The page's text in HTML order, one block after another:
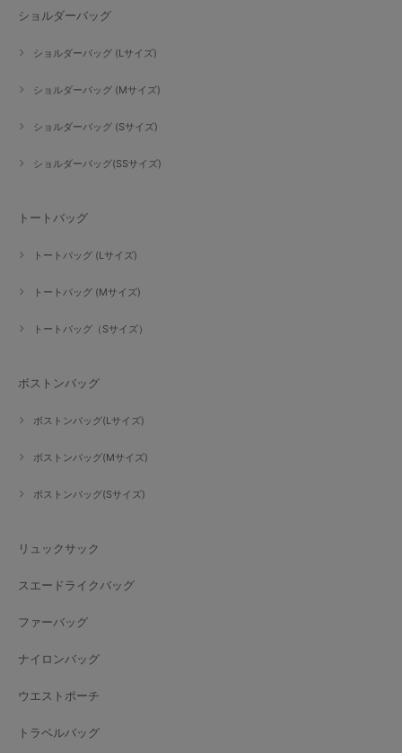
ショルダーバッグ
ショルダーバッグ (Lサイズ)
ショルダーバッグ (Mサイズ)
ショルダーバッグ (Sサイズ)
ショルダーバッグ(SSサイズ)
トートバッグ
トートバッグ (Lサイズ)
トートバッグ (Mサイズ)
トートバッグ（Sサイズ）
ボストンバッグ
ボストンバッグ(Lサイズ)
ボストンバッグ(Mサイズ)
ボストンバッグ(Sサイズ)
リュックサック
スエードライクバッグ
ファーバッグ
ナイロンバッグ
ウエストポーチ
トラベルバッグ